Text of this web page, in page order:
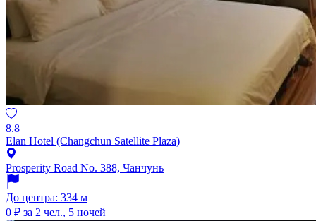
8.8
Elan Hotel (Changchun Satellite Plaza)
Prosperity Road No. 388, Чанчунь
До центра: 334 м
0 ₽ за 2 чел., 5 ночей